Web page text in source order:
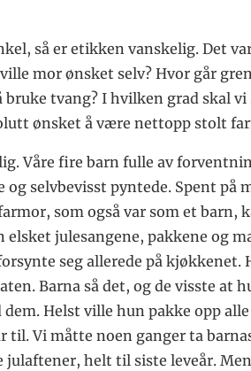
så er etikken vanskelig. Det
mor ønsket selv? Hvor går
bruke tvang? I hvilken grad skal vi
ønsket å være nettopp stolt
Våre fire barn fulle av
og selvbevisst pyntede. Spent på
som også var som et barn,
elsket julesangene, pakkene og
seg allerede på kjøkkenet.
Barna så det, og de visste at
Helst ville hun pakke opp
til. Vi måtte noen ganger ta
julaftener, helt til siste leveår.